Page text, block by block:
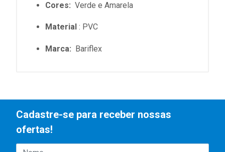
Cores: Verde e Amarela
Material : PVC
Marca: Bariflex
Cadastre-se para receber nossas
ofertas!